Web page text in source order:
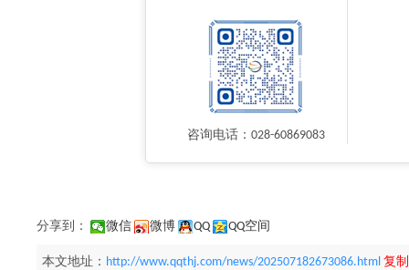
咨询电话：028-60869083
分享到： 微信 微博 QQ QQ空间
本文地址： http://www.qqthj.com/news/202507182673086.html 复